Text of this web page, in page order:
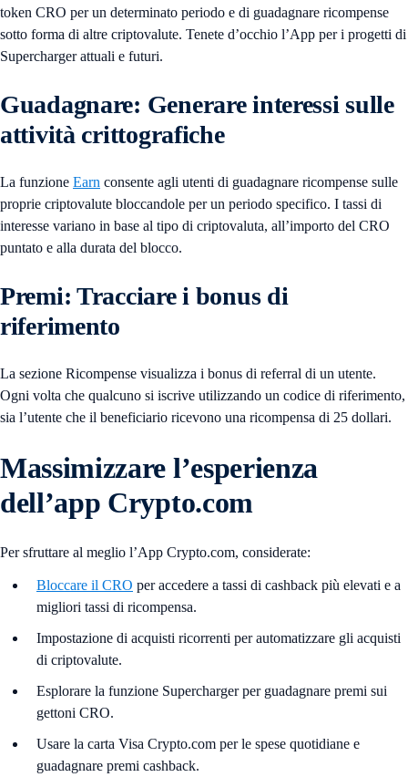
token CRO per un determinato periodo e di guadagnare ricompense
sotto forma di altre criptovalute. Tenete d’occhio l’App per i progetti di
Supercharger attuali e futuri.
Guadagnare: Generare interessi sulle
attività crittografiche
La funzione Earn consente agli utenti di guadagnare ricompense sulle
proprie criptovalute bloccandole per un periodo specifico. I tassi di
interesse variano in base al tipo di criptovaluta, all’importo del CRO
puntato e alla durata del blocco.
Premi: Tracciare i bonus di
riferimento
La sezione Ricompense visualizza i bonus di referral di un utente.
Ogni volta che qualcuno si iscrive utilizzando un codice di riferimento,
sia l’utente che il beneficiario ricevono una ricompensa di 25 dollari.
Massimizzare l’esperienza
dell’app Crypto.com
Per sfruttare al meglio l’App Crypto.com, considerate:
Bloccare il CRO per accedere a tassi di cashback più elevati e a
migliori tassi di ricompensa.
Impostazione di acquisti ricorrenti per automatizzare gli acquisti
di criptovalute.
Esplorare la funzione Supercharger per guadagnare premi sui
gettoni CRO.
Usare la carta Visa Crypto.com per le spese quotidiane e
guadagnare premi cashback.